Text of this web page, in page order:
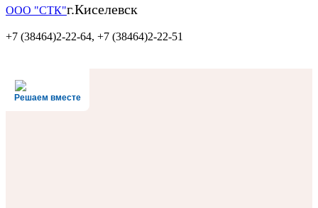
ООО "СТК"г.Киселевск
+7 (38464)2-22-64, +7 (38464)2-22-51
Решаем вместе